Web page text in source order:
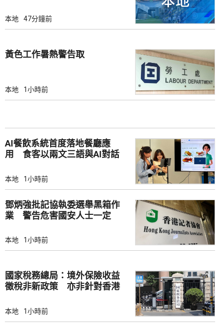
本地 47分鐘前
黃色工作暑熱警告取
本地 1小時前
AI餐飲系統首度落地餐廳應
用 食客以兩文三語與AI對話
本地 1小時前
鄧炳強批記協執委選舉黑箱作
業 警告危害國安人士一定
本地 1小時前
國家稅務總局：境外保險收益
徵稅非新政策 亦非針對香港
本地 1小時前